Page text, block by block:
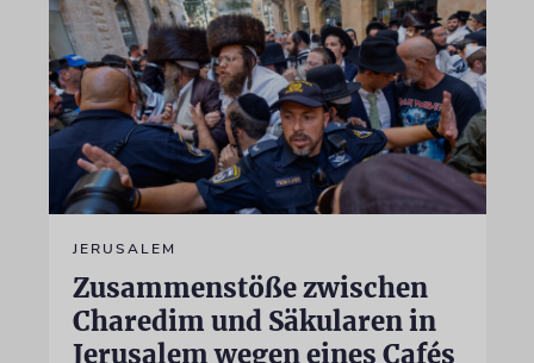
JERUSALEM
Zusammenstöße zwischen
Charedim und Säkularen in
Jerusalem wegen eines Cafés